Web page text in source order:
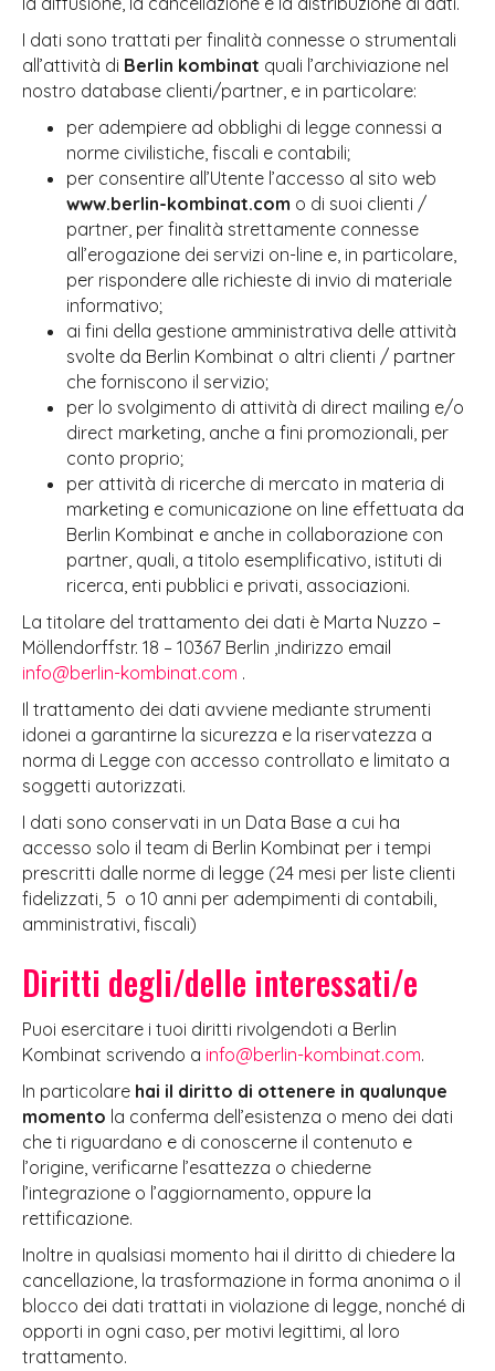
I dati sono trattati per finalità connesse o strumentali
all’attività di Berlin kombinat quali l’archiviazione nel
nostro database clienti/partner, e in particolare:
per adempiere ad obblighi di legge connessi a
norme civilistiche, fiscali e contabili;
per consentire all’Utente l’accesso al sito web
www.berlin-kombinat.com o di suoi clienti /
partner, per finalità strettamente connesse
all’erogazione dei servizi on-line e, in particolare,
per rispondere alle richieste di invio di materiale
informativo;
ai fini della gestione amministrativa delle attività
svolte da Berlin Kombinat o altri clienti / partner
che forniscono il servizio;
per lo svolgimento di attività di direct mailing e/o
direct marketing, anche a fini promozionali, per
conto proprio;
per attività di ricerche di mercato in materia di
marketing e comunicazione on line effettuata da
Berlin Kombinat e anche in collaborazione con
partner, quali, a titolo esemplificativo, istituti di
ricerca, enti pubblici e privati, associazioni.
La titolare del trattamento dei dati è Marta Nuzzo –
Möllendorffstr. 18 – 10367 Berlin ,indirizzo email
info@berlin-kombinat.com .
Il trattamento dei dati avviene mediante strumenti
idonei a garantirne la sicurezza e la riservatezza a
norma di Legge con accesso controllato e limitato a
soggetti autorizzati.
I dati sono conservati in un Data Base a cui ha
accesso solo il team di Berlin Kombinat per i tempi
prescritti dalle norme di legge (24 mesi per liste clienti
fidelizzati, 5 o 10 anni per adempimenti di contabili,
amministrativi, fiscali)
Diritti degli/delle interessati/e
Puoi esercitare i tuoi diritti rivolgendoti a Berlin
Kombinat scrivendo a info@berlin-kombinat.com.
In particolare hai il diritto di ottenere in qualunque
momento la conferma dell’esistenza o meno dei dati
che ti riguardano e di conoscerne il contenuto e
l’origine, verificarne l’esattezza o chiederne
l’integrazione o l’aggiornamento, oppure la
rettificazione.
Inoltre in qualsiasi momento hai il diritto di chiedere la
cancellazione, la trasformazione in forma anonima o il
blocco dei dati trattati in violazione di legge, nonché di
opporti in ogni caso, per motivi legittimi, al loro
trattamento.